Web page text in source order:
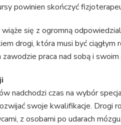
powinien skończyć
się z ogromną
drogi, która musi być
praca nad sobą i
nadchodzi czas na wybór
swoje kwalifikacje. Drogi
z osobami po udarach